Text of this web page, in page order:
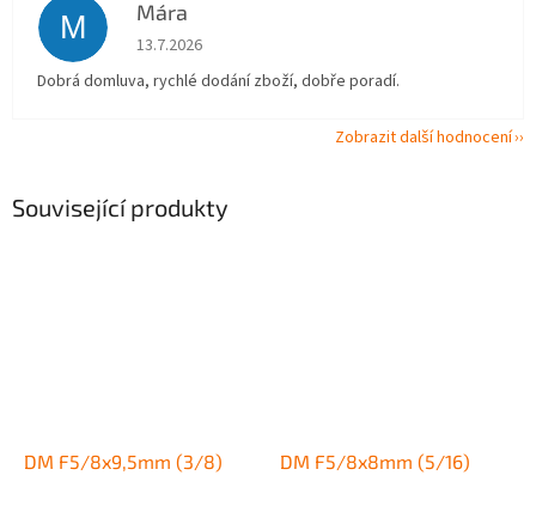
Související produkty
DM F5/8x9,5mm (3/8) DM F5/8x8mm (5/16)
M Mára
Hodnocení obchodu je 5 z 5 hvězdiček.
13.7.2026
Dobrá domluva, rychlé dodání zboží, dobře poradí.
Zobrazit další hodnocení